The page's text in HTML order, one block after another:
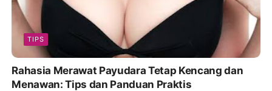
TIPS
Rahasia Merawat Payudara Tetap Kencang dan
Menawan: Tips dan Panduan Praktis